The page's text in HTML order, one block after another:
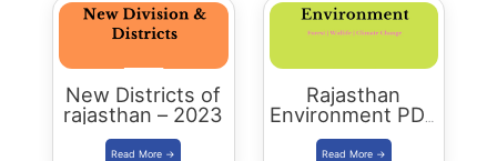
New Districts of
rajasthan – 2023
Rajasthan
Environment PDF
-2023 Edition